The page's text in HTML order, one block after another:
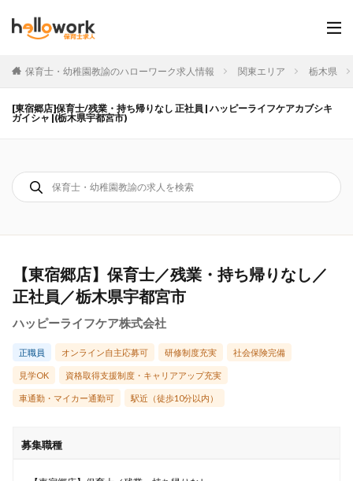
保育士・幼稚園教諭のハローワーク求人情報 関東エリア 栃木県
[東宿郷店]保育士/残業・持ち帰りなし 正社員 | ハッピーライフケアカブシキ
ガイシャ |(栃木県宇都宮市)
【東宿郷店】保育士／残業・持ち帰りなし／
正社員／栃木県宇都宮市
ハッピーライフケア株式会社
正職員 オンライン自主応募可 研修制度充実 社会保険完備
見学OK 資格取得支援制度・キャリアアップ充実
車通勤・マイカー通勤可 駅近（徒歩10分以内）
募集職種